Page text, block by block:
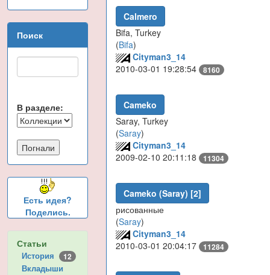
Поиск
В разделе:
Есть идея?
Поделись.
Статьи
История 12
Вкладыши
Calmero
Bifa, Turkey
(Bifa)
Cityman3_14
2010-03-01 19:28:54 8160
Cameko
Saray, Turkey
(Saray)
Cityman3_14
2009-02-10 20:11:18 11304
Cameko (Saray) [2]
рисованные
(Saray)
Cityman3_14
2010-03-01 20:04:17 11284